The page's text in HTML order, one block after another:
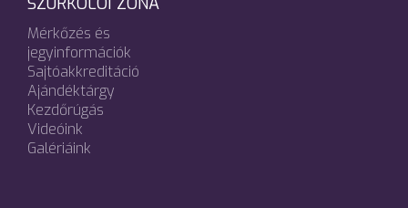
Mérkőzés és
jegyinformációk
Sajtóakkreditáció
Ajándéktárgy
Kezdőrúgás
Videóink
Galériáink